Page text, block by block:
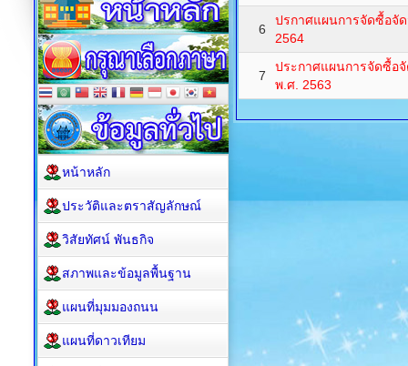
6
ปรกาศแผนการจัดซื้อจั
2564
7
ประกาศแผนการจัดซื้อ
พ.ศ. 2563
หน้าหลัก
ประวัติและตราสัญลักษณ์
วิสัยทัศน์ พันธกิจ
สภาพและข้อมูลพื้นฐาน
แผนที่มุมมองถนน
แผนที่ดาวเทียม